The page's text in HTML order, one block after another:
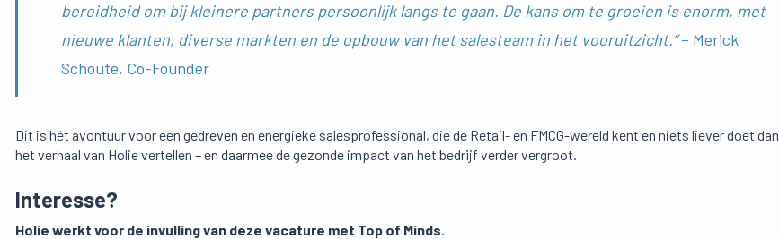
bereidheid om bij kleinere partners persoonlijk langs te gaan. De kans om te groeien is enorm, met
nieuwe klanten, diverse markten en de opbouw van het salesteam in het vooruitzicht.”– Merick
Schoute, Co-Founder
Dit is hét avontuur voor een gedreven en energieke salesprofessional, die de Retail- en FMCG-wereld kent en niets liever doet dan
het verhaal van Holie vertellen – en daarmee de gezonde impact van het bedrijf verder vergroot.
Interesse?
Holie werkt voor de invulling van deze vacature met Top of Minds.